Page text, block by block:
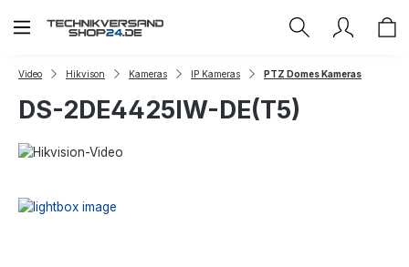
Zum Hauptinhalt springen
Video Hikvison Kameras IP Kameras PTZ Domes Kameras
DS-2DE4425IW-DE(T5)